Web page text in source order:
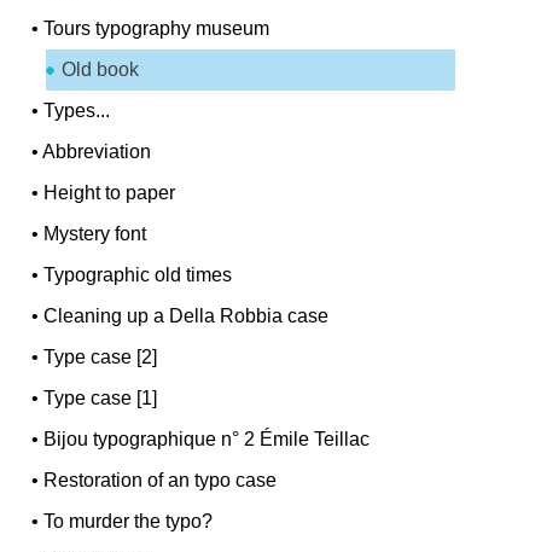
•Tours typography museum
Old book
•Types...
•Abbreviation
• Height to paper
• Mystery font
•Typographic old times
•Cleaning up a Della Robbia case
•Type case [2]
•Type case [1]
• Bijou typographique n° 2 Émile Teillac
• Restoration of an typo case
•To murder the typo?